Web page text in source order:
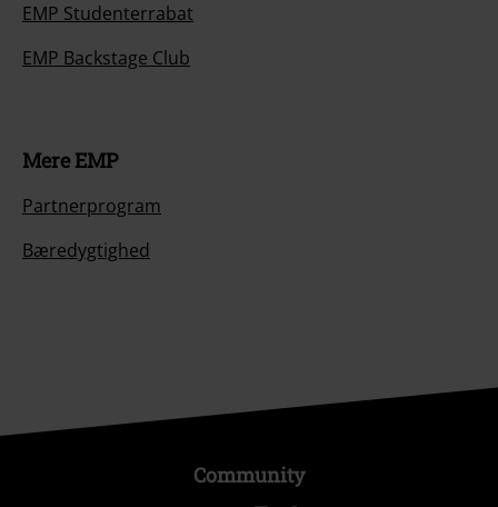
EMP Studenterrabat
EMP Backstage Club
Mere EMP
Partnerprogram
Bæredygtighed
Community